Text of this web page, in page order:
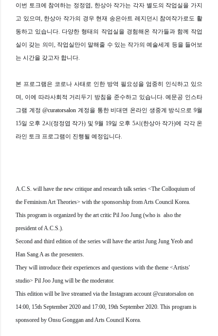
이번 토크에 참여하는 정정엽, 한상아 작가는 각자 별도의 작업실을 가지
고 있으며, 한상아 작가의 경우 현재 송은아트 레지던시 참여작가로도 활
동하고 있습니다. 다양한 형태의 작업실을 경험해온 작가들과 함께 작업
실이 갖는 의미, 작업실만이 말해줄 수 있는 작가의 예술세계 등을 들어보
는 시간을 갖고자 합니다.
본 프로그램은 코로나 사태로 인한 방역 필요성을 엄중히 인식하고 있으
며, 이에 따라사회적 거리두기 방침을 준수하고 있습니다.예문공 인스타
그램 계정@curatorsalon 계정을 통한 비대면 온라인 생중계 방식으로 9월
15일 오후 2시(정정엽 작가) 및9월 19일 오후 5시(한상아 작가)에 각각 온
라인 토크 프로그램이 진행될 예정입니다.
A.C.S. will have the new critique and research talk series <The Colloquium of
the Feminism Art Theories> with the sponsorship from Arts Council Korea.
This program is organized by the art critic Pil Joo Jung (who is also the
president of A.C.S.).
Second and third edition of the series will have the artist Jung Jung Yeob and
Han Sang A as the presenters.
They will introduce their experiences and questions with the theme <Artists'
studio> Pil Joo Jung will be the moderator.
This edition will be live streamed via the Instagram account @curatorsalon on
14:00, 15th September 2020 and 17:00, 19th September 2020. This program is
sponsored by Onsu Gonggan and Arts Council Korea.